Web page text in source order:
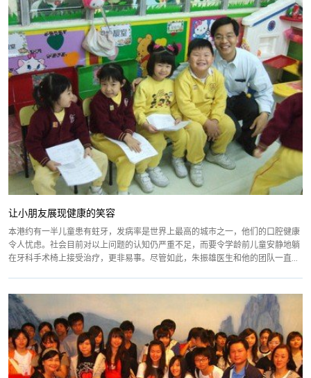
让小朋友展现健康的笑容
本港约有一半儿童患有蛀牙，发病率是世界上最高的城市之一，他们的口腔健康
令人忧虑。社会目前对以上问题的认知仍严重不足，而要令学龄前儿童安静地躺
在牙科手术椅上接受治疗，更非易事。尽管如此，朱振雄医生和他的团队一直...